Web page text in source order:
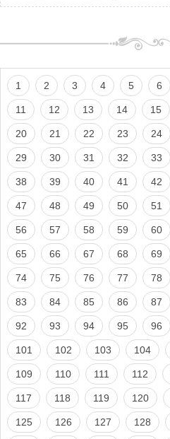
1 2 3 4 5 6
11 12 13 14 15
20 21 22 23 24
29 30 31 32 33
38 39 40 41 42
47 48 49 50 51
56 57 58 59 60
65 66 67 68 69
74 75 76 77 78
83 84 85 86 87
92 93 94 95 96
101 102 103 104
109 110 111 112
117 118 119 120
125 126 127 128